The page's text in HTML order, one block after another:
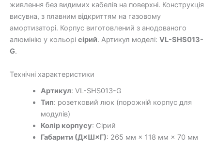
живлення без видимих кабелів на поверхні. Конструкція
висувна, з плавним відкриттям на газовому
амортизаторі. Корпус виготовлений з анодованого
алюмінію у кольорі сірий. Артикул моделі: VL-SHS013-
G.
Технічні характеристики
Артикул: VL-SHS013-G
Тип: розетковий люк (порожній корпус для
модулів)
Колір корпусу: Сірий
Габарити (Д×Ш×Г): 265 мм × 118 мм × 70 мм